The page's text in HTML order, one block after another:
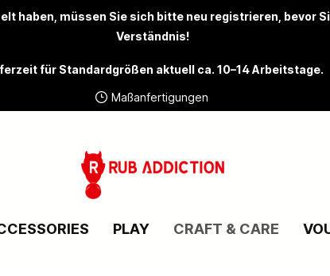
haben, müssen Sie sich bitte neu registrieren , bevor
Verständnis!
für Standardgrößen aktuell ca. 10–14 Arbeitstage.
Maßanfertigungen
PLAY CRAFT & CARE